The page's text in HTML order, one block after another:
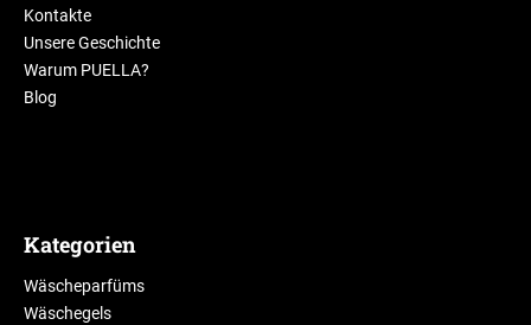
Kontakte
Unsere Geschichte
Warum PUELLA?
Blog
Kategorien
Wäscheparfüms
Wäschegels